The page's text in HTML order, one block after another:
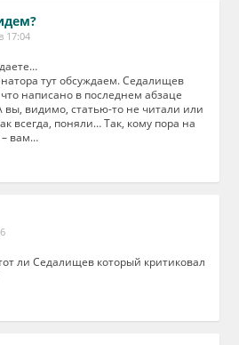
17:04
тут обсуждаем. Седалищев
написано в последнем абзаце
видимо, статью-то не читали или
всегда, поняли… Так, кому пора на
– вам…
ли Седалищев который критиковал